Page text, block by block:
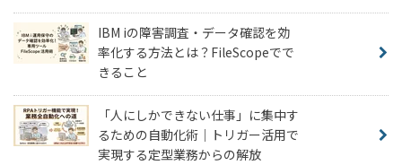
IBM iの障害調査・データ確認を効
率化する方法とは？FileScopeでで
きること
「人にしかできない仕事」に集中す
るための自動化術｜トリガー活用で
実現する定型業務からの解放